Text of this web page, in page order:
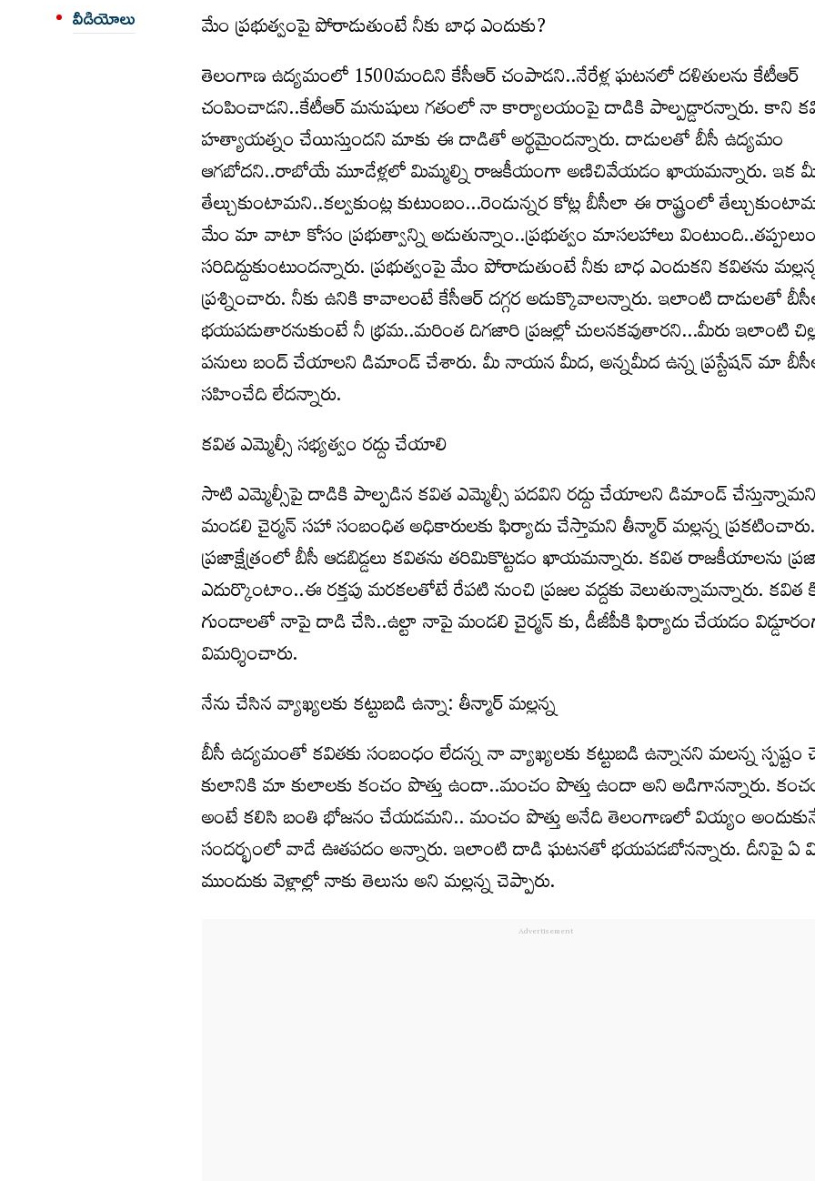
వీడియోలు
మేం ప్రభుత్వంపై పోరాడుతుంటే నీకు బాధ ఎందుకు?
తెలంగాణ ఉద్యమంలో 1500మందిని కేసీఆర్ చంపాడని..నేరేళ్ల ఘటనలో దళితులను కేటీఆర్
చంపించాడని..కేటీఆర్ మనుషులు గతంలో నా కార్యాలయంపై దాడికి పాల్పడ్డారన్నారు. కాని
హత్యాయత్నం చేయిస్తుందని మాకు ఈ దాడితో అర్థమైందన్నారు. దాడులతో బీసీ ఉద్యమం
ఆగబోదని..రాబోయే మూడేళ్లలో మిమ్మల్ని రాజకీయంగా అణిచివేయడం ఖాయమన్నారు.
తేల్చుకుంటామని..కల్వకుంట్ల కుటుంబం…రెండున్నర కోట్ల బీసీలా ఈ రాష్ట్రంలో
మేం మా వాటా కోసం ప్రభుత్వాన్ని అడుతున్నాం..ప్రభుత్వం మాసలహాలు
సరిదిద్దుకుంటుందన్నారు. ప్రభుత్వంపై మేం పోరాడుతుంటే నీకు బాధ ఎందుకని కవితను
ప్రశ్నించారు. నీకు ఉనికి కావాలంటే కేసీఆర్ దగ్గర అడుక్కొవాలన్నారు. ఇలాంటి దాడులతో
భయపడుతారనుకుంటే నీ భ్రమ..మరింత దిగజారి ప్రజల్లో చులనకవుతారని…మీరు ఇలాంటి
పనులు బంద్ చేయాలని డిమాండ్ చేశారు. మీ నాయన మీద, అన్నమీద ఉన్న ప్రస్టేషన్ మా
సహించేది లేదన్నారు.
కవిత ఎమ్మెల్సీ సభ్యత్వం రద్దు చేయాలి
సాటి ఎమ్మెల్సీపై దాడికి పాల్పడిన కవిత ఎమ్మెల్సీ పదవిని రద్దు చేయాలని డిమాండ్
మండలి చైర్మన్ సహా సంబంధిత అధికారులకు ఫిర్యాదు చేస్తామని తీన్మార్ మల్లన్న ప్రకటించారు.
ప్రజాక్షేత్రంలో బీసీ ఆడబిడ్డలు కవితను తరిమికొట్టడం ఖాయమన్నారు. కవిత రాజకీయాలను
ఎదుర్కొంటాం..ఈ రక్తపు మరకలతోటే రేపటి నుంచి ప్రజల వద్దకు వెలుతున్నామన్నారు.
గుండాలతో నాపై దాడి చేసి..ఉల్టా నాపై మండలి చైర్మన్ కు, డీజీపీకి ఫిర్యాదు చేయడం
విమర్శించారు.
నేను చేసిన వ్యాఖ్యలకు కట్టుబడి ఉన్నా: తీన్మార్ మల్లన్న
బీసీ ఉద్యమంతో కవితకు సంబంధం లేదన్న నా వ్యాఖ్యలకు కట్టుబడి ఉన్నానని మలన్న స్పష్టం
కులానికి మా కులాలకు కంచం పొత్తు ఉందా..మంచం పొత్తు ఉందా అని అడిగానన్నారు.
అంటే కలిసి బంతి భోజనం చేయడమని.. మంచం పొత్తు అనేది తెలంగాణలో వియ్యం
సందర్భంలో వాడే ఊతపదం అన్నారు. ఇలాంటి దాడి ఘటనతో భయపడబోనన్నారు. దీనిపై ఏ
ముందుకు వెళ్లాల్లో నాకు తెలుసు అని మల్లన్న చెప్పారు.